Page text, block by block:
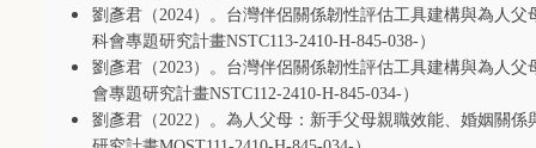
劉彥君（2024）。台灣伴侶關係韌性評估工具建構與為人
科會專題研究計畫NSTC113-2410-H-845-038-）
劉彥君（2023）。台灣伴侶關係韌性評估工具建構與為人
會專題研究計畫NSTC112-2410-H-845-034-）
劉彥君（2022）。為人父母：新手父母親職效能、婚姻關係